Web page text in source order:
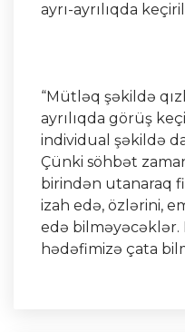
ayrı-ayrılıqda
“Mütləq şəkildə
ayrılıqda görüş
individual şəkildə
Çünki söhbət
birindən utanaraq
izah edə, özlərini,
edə bilməyəcəklər.
hədəfimizə çata